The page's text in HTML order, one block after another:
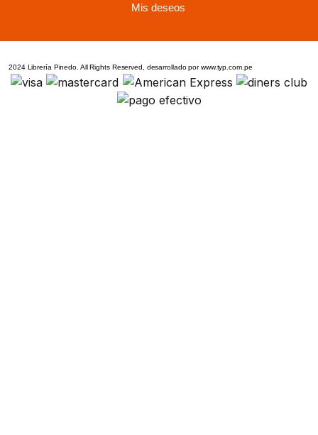
Mis deseos
2024 Librería Pinedo. All Rights Reserved, desarrollado por www.typ.com.pe